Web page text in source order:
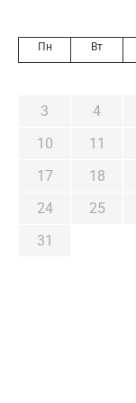
Пн Вт
3
4
10
11
17
18
24
25
31